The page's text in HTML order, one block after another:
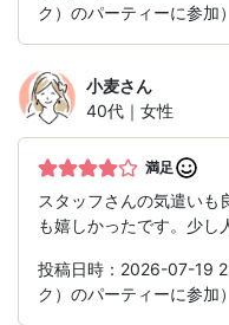
ク）のパーティーに参加）
小麦さん
40代｜女性
満足
スタッフさんの気遣いも
も嬉しかったです。少し
投稿日時：2026-07-19
ク）のパーティーに参加）